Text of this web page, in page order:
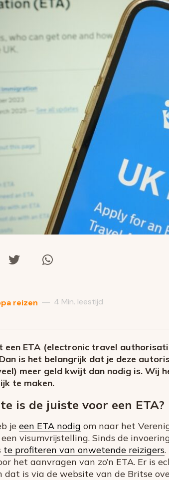
reizen — 4 Min. leestijd
een ETA (electronic travel
is het belangrijk dat je deze
meer geld kwijt dan nodig is. Wij
te maken.
is de juiste voor een ETA?
je een ETA nodig om naar het
visumvrijstelling. Sinds de
te profiteren van onwetende reizigers
het aanvragen van zo’n ETA. Er is
dat is via de website van de Britse